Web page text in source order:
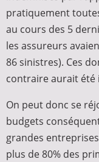
pratiquement
au cours des 5
les assureurs
86 sinistres). Ces
contraire aurait été
On peut donc se
budgets
grandes
plus de 80% des